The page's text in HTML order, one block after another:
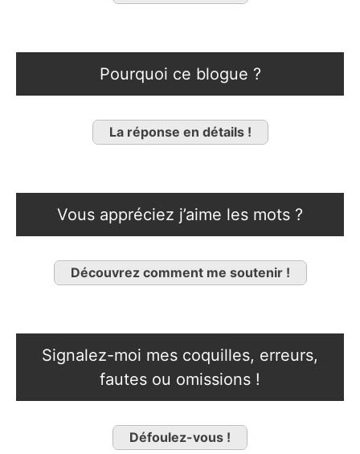
Pourquoi ce blogue ?
La réponse en détails !
Vous appréciez j’aime les mots ?
Découvrez comment me soutenir !
Signalez-moi mes coquilles, erreurs,
fautes ou omissions !
Défoulez-vous !